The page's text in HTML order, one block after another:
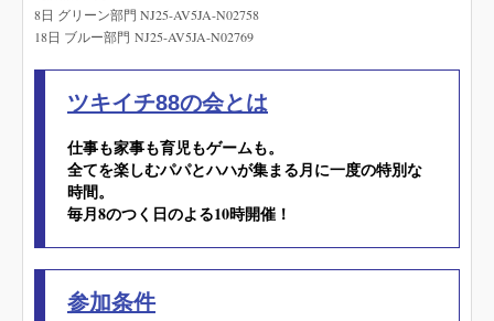
8日 グリーン部門 NJ25-AV5JA-N02758
18日 ブルー部門 NJ25-AV5JA-N02769
ツキイチ88の会とは
仕事も家事も育児もゲームも。
全てを楽しむパパとハハが集まる月に一度の特別な
時間。
毎月8のつく日のよる10時開催！
参加条件